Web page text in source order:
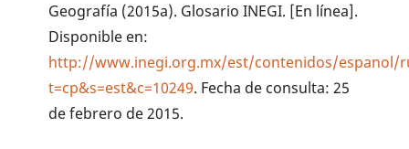
Geografía (2015a). Glosario INEGI. [En línea].
Disponible en:
http://www.inegi.org.mx/est/contenidos/espanol/
t=cp&s=est&c=10249. Fecha de consulta: 25
de febrero de 2015.